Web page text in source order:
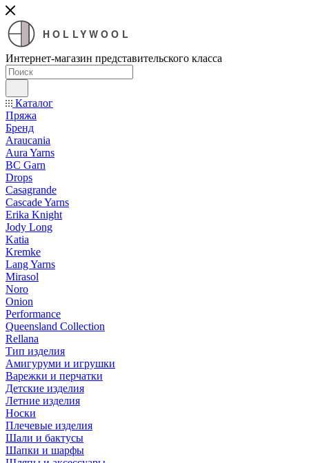
HOLLYWOOL
Интернет-магазин представительского класса
Каталог
Пряжа
Бренд
Araucania
Aura Yarns
BC Garn
Drops
Casagrande
Cascade Yarns
Erika Knight
Jody Long
Katia
Kremke
Lang Yarns
Mirasol
Noro
Onion
Performance
Queensland Collection
Rellana
Тип изделия
Амигуруми и игрушки
Варежки и перчатки
Детские изделия
Летние изделия
Носки
Плечевые изделия
Шали и бактусы
Шапки и шарфы